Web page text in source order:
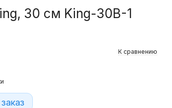
30 см King-30B-1
К сравнению